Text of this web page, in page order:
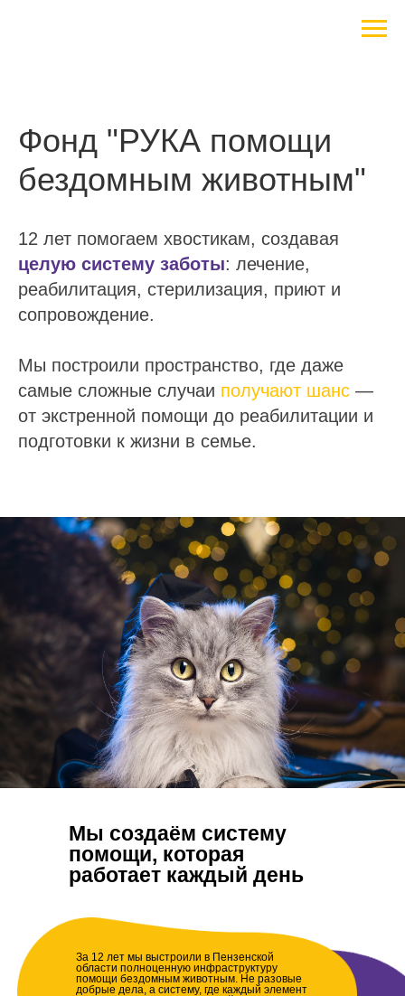
Фонд "РУКА помощи
бездомным животным"
12 лет помогаем хвостикам, создавая
целую систему заботы: лечение,
реабилитация, стерилизация, приют и
сопровождение.
Мы построили пространство, где даже
самые сложные случаи получают шанс —
от экстренной помощи до реабилитации и
подготовки к жизни в семье.
Мы создаём систему
помощи, которая
работает каждый день
За 12 лет мы выстроили в Пензенской
области полноценную инфраструктуру
помощи бездомным животным. Не разовые
добрые дела, а систему, где каждый элемент